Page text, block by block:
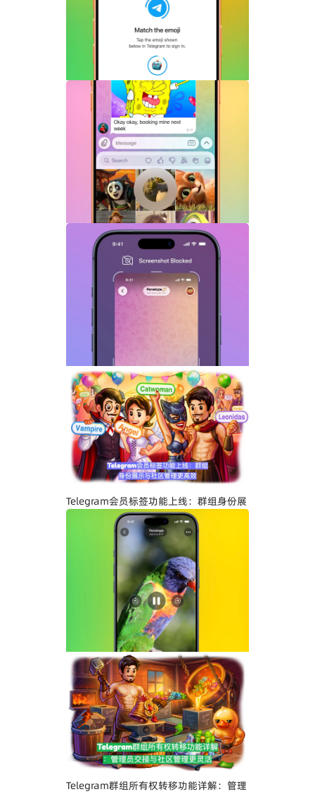
一键登录功能全面解析
Telegram机器人流式响应功能详解：AI回
复实时生成体验升级
Telegram GIF标题功能上线：动态图也能
添加文字说明与表情内容
Telegram关闭私聊分享功能详解：增强聊
天隐私与内容保护
Telegram会员标签功能上线：群组身份展
示与社区管理更高效
Telegram界面全面升级：安卓版全新设
计、iOS Liquid Glass优化与操作体验提
升
Telegram群组所有权转移功能详解：管理